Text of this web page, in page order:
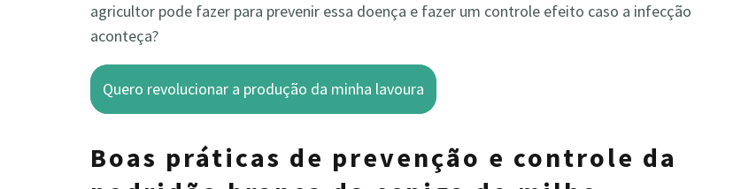
agricultor pode fazer para prevenir essa doença e fazer um controle efeito caso a infecção
aconteça?
Quero revolucionar a produção da minha lavoura
Boas práticas de prevenção e controle da